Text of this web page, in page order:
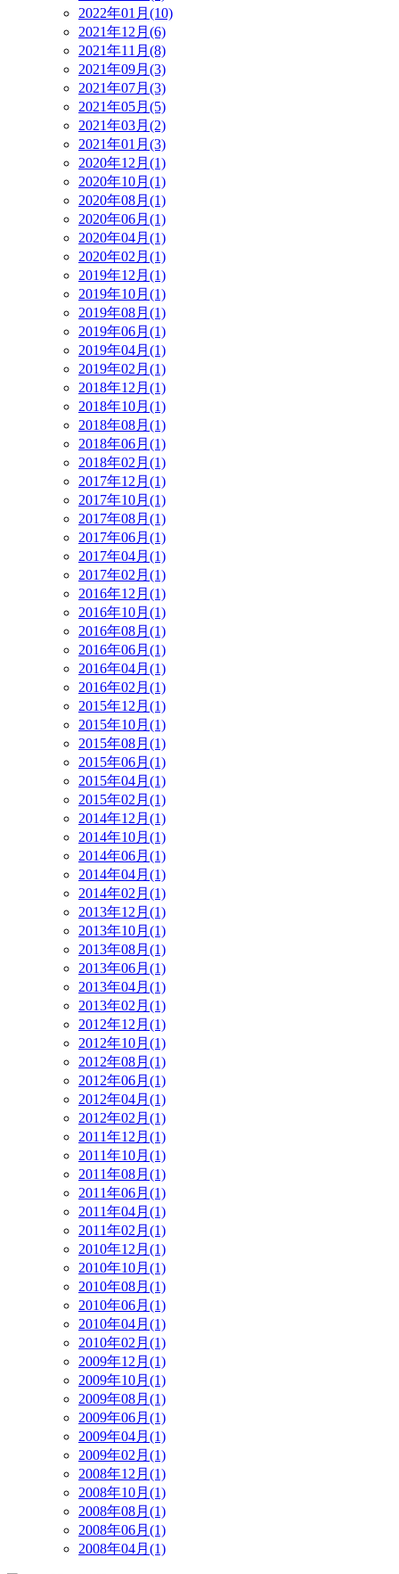
2022年01月(10)
2021年12月(6)
2021年11月(8)
2021年09月(3)
2021年07月(3)
2021年05月(5)
2021年03月(2)
2021年01月(3)
2020年12月(1)
2020年10月(1)
2020年08月(1)
2020年06月(1)
2020年04月(1)
2020年02月(1)
2019年12月(1)
2019年10月(1)
2019年08月(1)
2019年06月(1)
2019年04月(1)
2019年02月(1)
2018年12月(1)
2018年10月(1)
2018年08月(1)
2018年06月(1)
2018年02月(1)
2017年12月(1)
2017年10月(1)
2017年08月(1)
2017年06月(1)
2017年04月(1)
2017年02月(1)
2016年12月(1)
2016年10月(1)
2016年08月(1)
2016年06月(1)
2016年04月(1)
2016年02月(1)
2015年12月(1)
2015年10月(1)
2015年08月(1)
2015年06月(1)
2015年04月(1)
2015年02月(1)
2014年12月(1)
2014年10月(1)
2014年06月(1)
2014年04月(1)
2014年02月(1)
2013年12月(1)
2013年10月(1)
2013年08月(1)
2013年06月(1)
2013年04月(1)
2013年02月(1)
2012年12月(1)
2012年10月(1)
2012年08月(1)
2012年06月(1)
2012年04月(1)
2012年02月(1)
2011年12月(1)
2011年10月(1)
2011年08月(1)
2011年06月(1)
2011年04月(1)
2011年02月(1)
2010年12月(1)
2010年10月(1)
2010年08月(1)
2010年06月(1)
2010年04月(1)
2010年02月(1)
2009年12月(1)
2009年10月(1)
2009年08月(1)
2009年06月(1)
2009年04月(1)
2009年02月(1)
2008年12月(1)
2008年10月(1)
2008年08月(1)
2008年06月(1)
2008年04月(1)